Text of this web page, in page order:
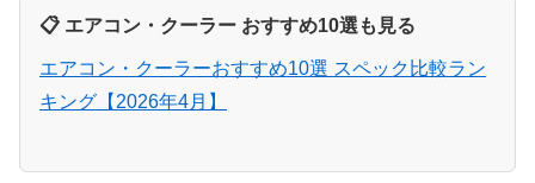
📋 エアコン・クーラー おすすめ10選も見る
エアコン・クーラーおすすめ10選 スペック比較ラン
キング【2026年4月】